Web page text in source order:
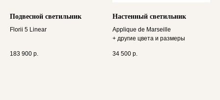
Подвесной светильник
Florii 5 Linear
183 900 р.
Настенный светильник
Applique de Marseille
+ другие цвета и размеры
34 500 р.